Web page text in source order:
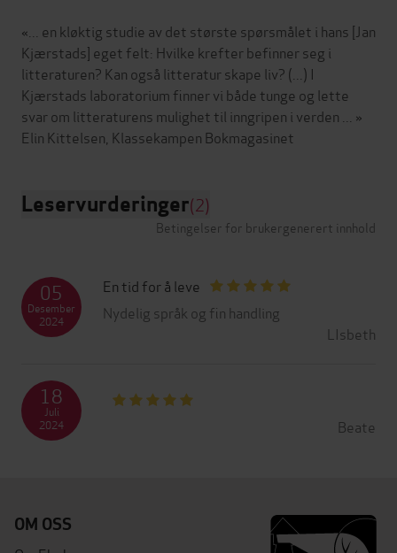
«... en kløktig studie av det største spørsmålet i hans [Jan
Kjærstads] eget felt: Hvilke krefter befinner seg i
litteraturen? Kan også litteratur skape liv? (...) I
Kjærstads laboratorium finner vi både tunge og lette
svar om litteraturens mulighet til inngripen i verden ... »
Leservurderinger(2)
Betingelser for brukergenerert innhold
En tid for å leve
Nydelig språk og fin handling
LIsbeth
05
Desember
2024
Beate
18
Juli
2024
OM OSS